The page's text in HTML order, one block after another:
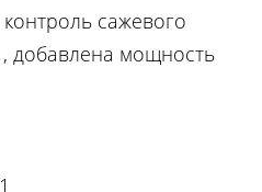
сажевого
добавлена мощность